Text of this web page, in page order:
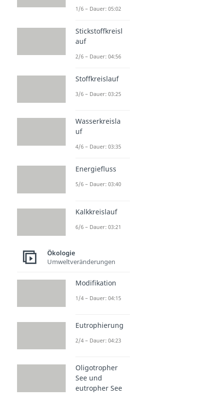
1/6 – Dauer: 05:02
Stickstoffkreisl
auf
2/6 – Dauer: 04:56
Stoffkreislauf
3/6 – Dauer: 03:25
Wasserkreisla
uf
4/6 – Dauer: 03:35
Energiefluss
5/6 – Dauer: 03:40
Kalkkreislauf
6/6 – Dauer: 03:21
Ökologie
Umweltveränderungen
Modifikation
1/4 – Dauer: 04:15
Eutrophierung
2/4 – Dauer: 04:23
Oligotropher
See und
eutropher See